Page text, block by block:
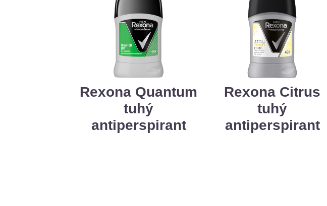
Rexona Quantum
tuhý
antiperspirant
Rexona Citrus
tuhý
antiperspirant